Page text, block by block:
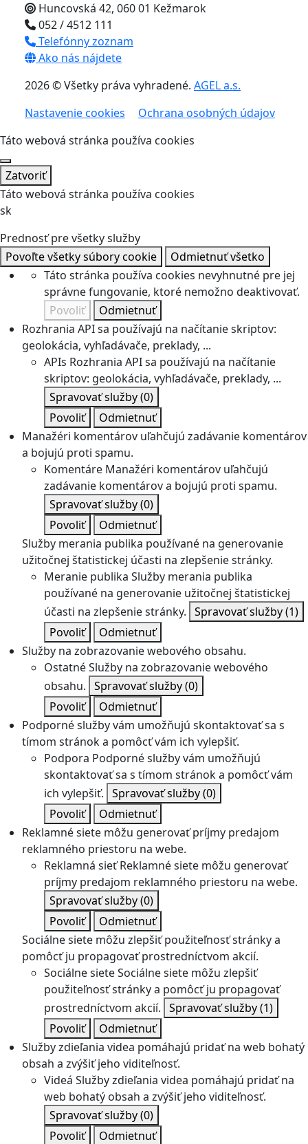
Huncovská 42, 060 01 Kežmarok
052 / 4512 111
Telefónny zoznam
Ako nás nájdete
2026 © Všetky práva vyhradené. AGEL a.s.
Nastavenie cookies
Ochrana osobných údajov
Táto webová stránka používa cookies
Zatvoriť
Táto webová stránka používa cookies
sk
Prednosť pre všetky služby
Povoľte všetky súbory cookie
Odmietnuť všetko
Táto stránka používa cookies nevyhnutné pre jej
správne fungovanie, ktoré nemožno deaktivovať.
Povoliť
Odmietnuť
Rozhrania API sa používajú na načítanie skriptov:
geolokácia, vyhľadávače, preklady, ...
APIs Rozhrania API sa používajú na načítanie
skriptov: geolokácia, vyhľadávače, preklady, ...
Spravovať služby(0)
Povoliť
Odmietnuť
Manažéri komentárov uľahčujú zadávanie komentárov
a bojujú proti spamu.
Komentáre Manažéri komentárov uľahčujú
zadávanie komentárov a bojujú proti spamu.
Spravovať služby(0)
Povoliť
Odmietnuť
Služby merania publika používané na generovanie
užitočnej štatistickej účasti na zlepšenie stránky.
Meranie publika Služby merania publika
používané na generovanie užitočnej štatistickej
účasti na zlepšenie stránky. Spravovať služby(1)
Povoliť
Odmietnuť
Služby na zobrazovanie webového obsahu.
OstatnéSlužby na zobrazovanie webového
obsahu. Spravovať služby(0)
Povoliť
Odmietnuť
Podporné služby vám umožňujú skontaktovať sa s
tímom stránok a pomôcť vám ich vylepšiť.
Podpora Podporné služby vám umožňujú
skontaktovať sa s tímom stránok a pomôcť vám
ich vylepšiť. Spravovať služby(0)
Povoliť
Odmietnuť
Reklamné siete môžu generovať príjmy predajom
reklamného priestoru na webe.
Reklamná sieť Reklamné siete môžu generovať
príjmy predajom reklamného priestoru na webe.
Spravovať služby(0)
Povoliť
Odmietnuť
Sociálne siete môžu zlepšiť použiteľnosť stránky a
pomôcť ju propagovať prostredníctvom akcií.
Sociálne sieteSociálne siete môžu zlepšiť
použiteľnosť stránky a pomôcť ju propagovať
prostredníctvom akcií. Spravovať služby(1)
Povoliť
Odmietnuť
Služby zdieľania videa pomáhajú pridať na web bohatý
obsah a zvýšiť jeho viditeľnosť.
Videá Služby zdieľania videa pomáhajú pridať na
web bohatý obsah a zvýšiť jeho viditeľnosť.
Spravovať služby(0)
Povoliť
Odmietnuť